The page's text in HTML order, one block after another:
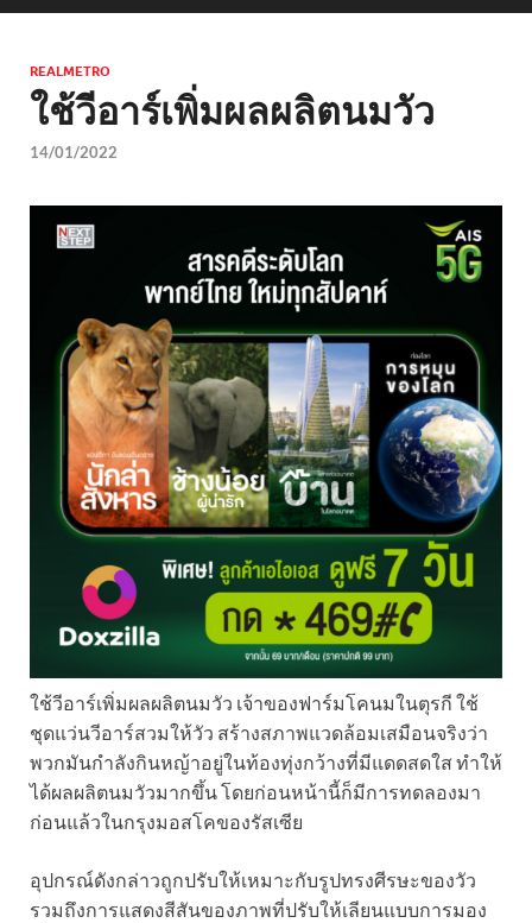
REALMETRO
ใช้วีอาร์เพิ่มผลผลิตนมวัว
14/01/2022
ใช้วีอาร์เพิ่มผลผลิตนมวัว เจ้าของฟาร์มโคนมในตุรกี ใช้
ชุดแว่นวีอาร์สวมให้วัว สร้างสภาพแวดล้อมเสมือนจริงว่า
พวกมันกำลังกินหญ้าอยู่ในท้องทุ่งกว้างที่มีแดดสดใส ทำให้
ได้ผลผลิตนมวัวมากขึ้น โดยก่อนหน้านี้ก็มีการทดลองมา
ก่อนแล้วในกรุงมอสโคของรัสเซีย
อุปกรณ์ดังกล่าวถูกปรับให้เหมาะกับรูปทรงศีรษะของวัว
รวมถึงการแสดงสีสันของภาพที่ปรับให้เลียนแบบการมอง